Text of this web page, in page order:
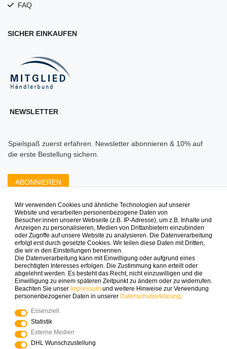
FAQ
SICHER EINKAUFEN
NEWSLETTER
Spielspaß zuerst erfahren. Newsletter abonnieren & 10% auf
die erste Bestellung sichern.
ABONNIEREN
Zahlungsarten die wir anbieten
Mehr Spielinspiration gefällig?
© Copyright 2025 Logoplay-Holzspiele Alle Rechte
vorbehalten
Wir verwenden Cookies und ähnliche Technologien auf unserer
Website und verarbeiten personenbezogene Daten von
Besucher:innen unserer Webseite (z.B. IP-Adresse), um z.B. Inhalte und
Anzeigen zu personalisieren, Medien von Drittanbietern einzubinden
oder Zugriffe auf unsere Website zu analysieren. Die Datenverarbeitung
erfolgt erst durch gesetzte Cookies. Wir teilen diese Daten mit Dritten,
die wir in den Einstellungen benennen.
Die Datenverarbeitung kann mit Einwilligung oder aufgrund eines
berechtigten Interesses erfolgen. Die Zustimmung kann erteilt oder
abgelehnt werden. Es besteht das Recht, nicht einzuwilligen und die
Einwilligung zu einem späteren Zeitpunkt zu ändern oder zu widerrufen.
Beachten Sie unser Impressum und weitere Hinweise zur Verwendung
personenbezogener Daten in unserer Daten­schutz­erklärung.
Essenziell
Statistik
Externe Medien
DHL Wunschzustellung